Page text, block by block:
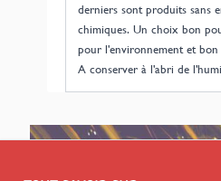
derniers sont produits sans
chimiques. Un choix bon
pour l'environnement et
A conserver à l'abri de